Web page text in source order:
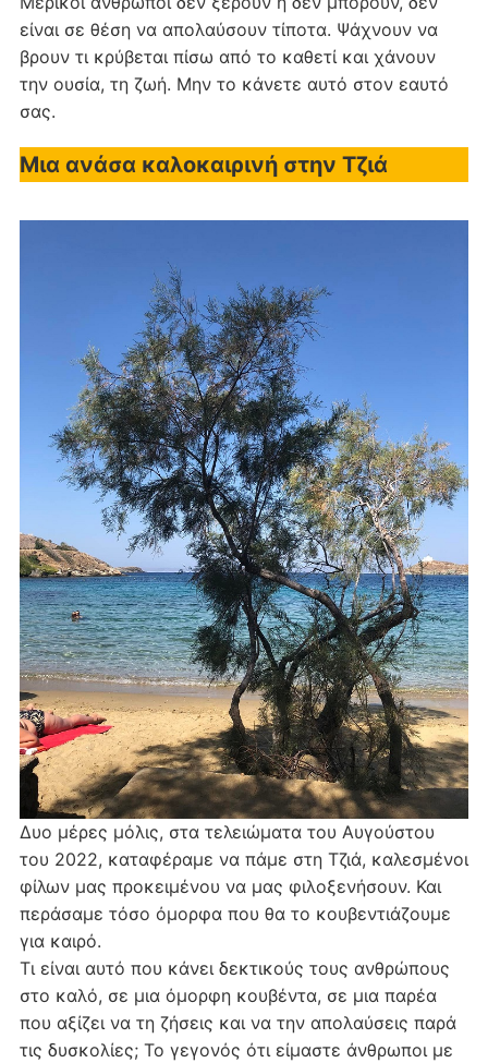
είναι σε θέση να απολαύσουν τίποτα. Ψάχνουν να
βρουν τι κρύβεται πίσω από το καθετί και χάνουν
την ουσία, τη ζωή. Μην το κάνετε αυτό στον εαυτό
σας.
Μια ανάσα καλοκαιρινή στην Τζιά
Δυο μέρες μόλις, στα τελειώματα του Αυγούστου
του 2022, καταφέραμε να πάμε στη Τζιά, καλεσμένοι
φίλων μας προκειμένου να μας φιλοξενήσουν. Και
περάσαμε τόσο όμορφα που θα το κουβεντιάζουμε
για καιρό.
Τι είναι αυτό που κάνει δεκτικούς τους ανθρώπους
στο καλό, σε μια όμορφη κουβέντα, σε μια παρέα
που αξίζει να τη ζήσεις και να την απολαύσεις παρά
τις δυσκολίες; Το γεγονός ότι είμαστε άνθρωποι με